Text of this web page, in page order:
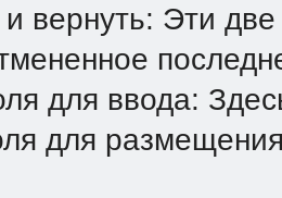
вернуть: Эти
для ввода:
для